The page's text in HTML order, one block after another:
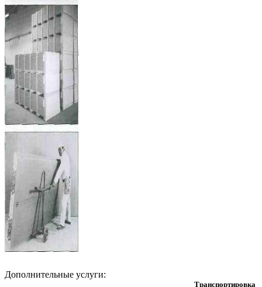
Транспортировка
Дополнительные услуги: